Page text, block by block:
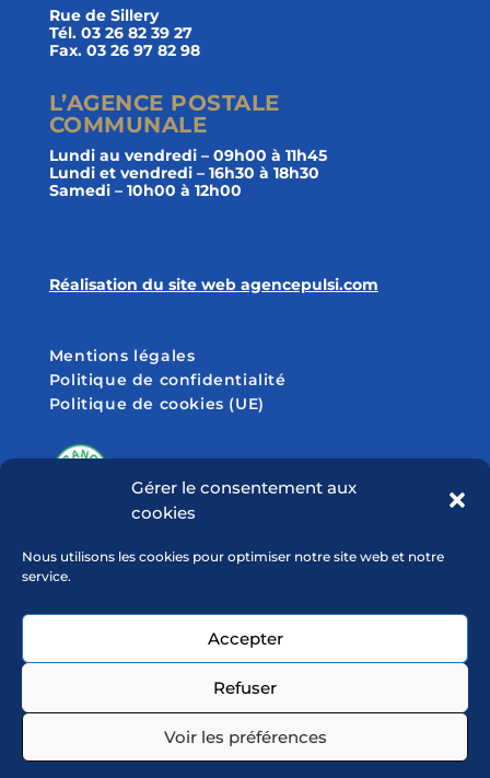
Gérer le consentement aux
cookies
Nous utilisons les cookies pour optimiser notre site web et notre
service.
Accepter
Refuser
Voir les préférences
Rue de Sillery
Tél. 03 26 82 39 27
Fax. 03 26 97 82 98
L’AGENCE POSTALE
COMMUNALE
Lundi au vendredi – 09h00 à 11h45
Lundi et vendredi – 16h30 à 18h30
Samedi – 10h00 à 12h00
Réalisation du site web agencepulsi.com
Mentions légales
Politique de confidentialité
Politique de cookies (UE)
SUIVEZ-NOUS SUR